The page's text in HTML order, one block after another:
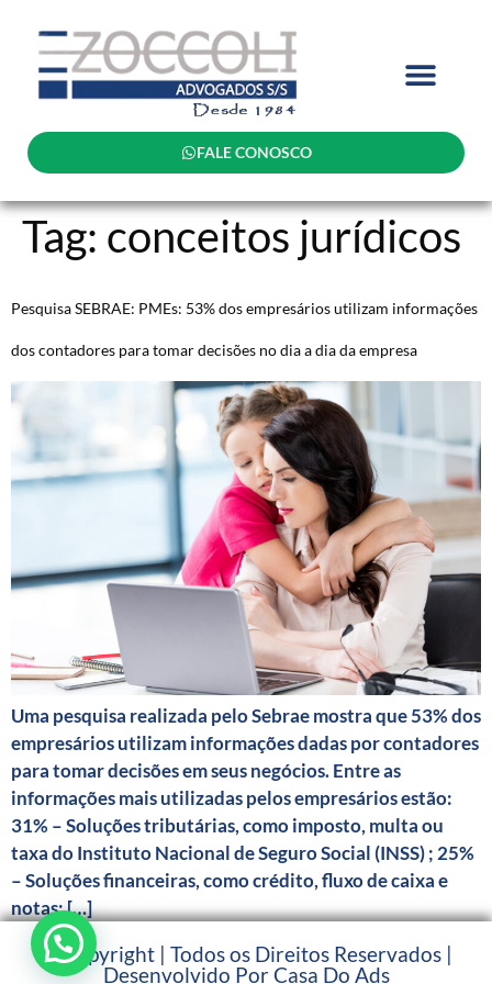
FALE CONOSCO
Tag: conceitos jurídicos
Pesquisa SEBRAE: PMEs: 53% dos empresários utilizam informações
dos contadores para tomar decisões no dia a dia da empresa
Uma pesquisa realizada pelo Sebrae mostra que 53% dos
empresários utilizam informações dadas por contadores
para tomar decisões em seus negócios. Entre as
informações mais utilizadas pelos empresários estão:
31% – Soluções tributárias, como imposto, multa ou
taxa do Instituto Nacional de Seguro Social (INSS) ; 25%
– Soluções financeiras, como crédito, fluxo de caixa e
notas; […]
© Copyright | Todos os Direitos Reservados |
Desenvolvido Por Casa Do Ads